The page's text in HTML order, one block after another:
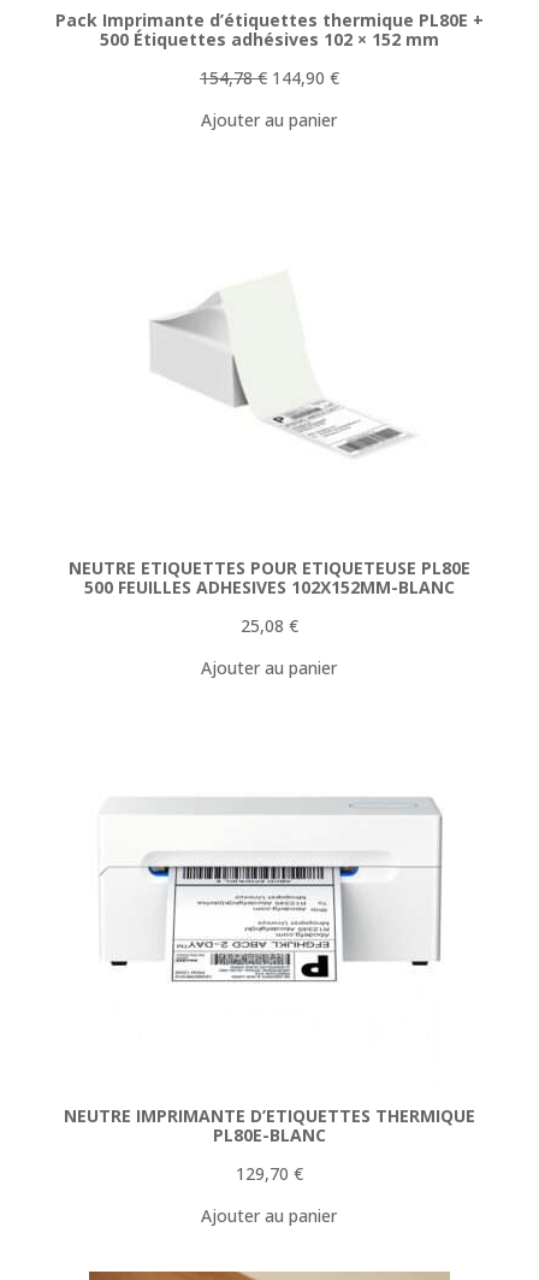
Pack Imprimante d’étiquettes thermique PL80E +
500 Étiquettes adhésives 102 × 152 mm
154,78€ Le
initial
144,90 €Le
Ajouter au panier
NEUTRE ETIQUETTES POUR ETIQUETEUSE PL80E
500 FEUILLES ADHESIVES 102X152MM-BLANC
25,08 €
Ajouter au panier
NEUTRE IMPRIMANTE D’ETIQUETTES THERMIQUE
PL80E-BLANC
129,70 €
Ajouter au panier